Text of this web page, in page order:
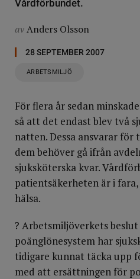
Vårdförbundet.
avAnders Olsson
28 SEPTEMBER 2007
ARBETSMILJÖ
För flera år sedan
så att det endast blev två
natten. Dessa ansvarar för
dem behöver gå ifrån
sjuksköterska kvar.
patientsäkerheten är i
hälsa.
? Arbetsmiljöverkets
poänglönesystem har
tidigare kunnat täcka upp
med att ersättningen för